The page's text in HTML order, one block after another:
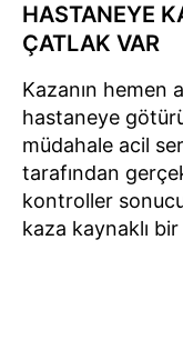
HASTANEYE
ÇATLAK VAR
Kazanın hemen
hastaneye
müdahale acil
tarafından
kontroller
kaza kaynaklı